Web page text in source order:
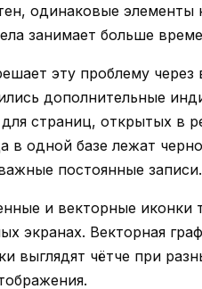
одинаковые элементы
занимает больше
эту проблему
дополнительные
страниц, открытых в
в одной базе лежат
постоянные записи.
и векторные иконки
экранах. Векторная
выглядят чётче при